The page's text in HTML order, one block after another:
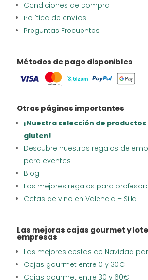
Condiciones de compra
Política de envíos
Preguntas Frecuentes
Métodos de pago disponibles
Otras páginas importantes
¡Nuestra selección de
gluten!
Descubre nuestros regalos de
para eventos
Blog
Los mejores regalos para
Catas de vino en Valencia – Silla
Las mejoras cajas gourmet y
empresas
Las mejores cestas de Navidad
Cajas gourmet entre 0 y 30€
Cajas gourmet entre 30 y 60€